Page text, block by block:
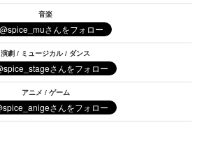
音楽
演劇 / ミュージカル / ダンス
アニメ / ゲーム